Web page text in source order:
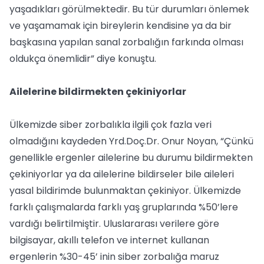
yaşadıkları görülmektedir. Bu tür durumları önlemek
ve yaşamamak için bireylerin kendisine ya da bir
başkasına yapılan sanal zorbalığın farkında olması
oldukça önemlidir” diye konuştu.
Ailelerine bildirmekten çekiniyorlar
Ülkemizde siber zorbalıkla ilgili çok fazla veri
olmadığını kaydeden Yrd.Doç.Dr. Onur Noyan, “Çünkü
genellikle ergenler ailelerine bu durumu bildirmekten
çekiniyorlar ya da ailelerine bildirseler bile aileleri
yasal bildirimde bulunmaktan çekiniyor. Ülkemizde
farklı çalışmalarda farklı yaş gruplarında %50’lere
vardığı belirtilmiştir. Uluslararası verilere göre
bilgisayar, akıllı telefon ve internet kullanan
ergenlerin %30-45’ inin siber zorbalığa maruz